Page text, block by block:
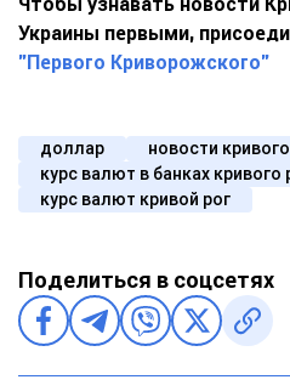
Украины первыми,
"Первого Криворожского"
доллар новости
курс валют в банках кривого
курс валют кривой рог
Поделиться в соцсетях